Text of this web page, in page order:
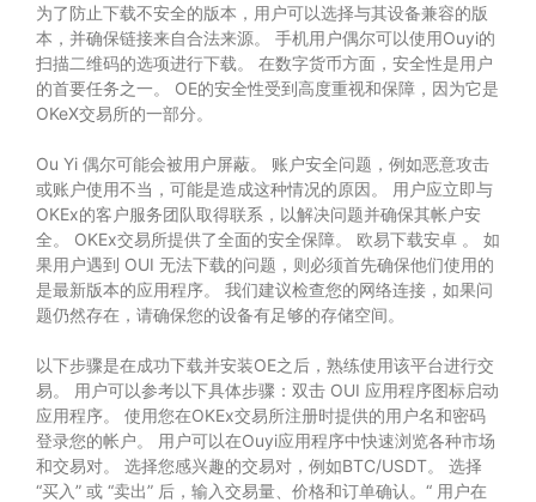
为了防止下载不安全的版本，用户可以选择与其设备兼容的版
本，并确保链接来自合法来源。 手机用户偶尔可以使用Ouyi的
扫描二维码的选项进行下载。 在数字货币方面，安全性是用户
的首要任务之一。 OE的安全性受到高度重视和保障，因为它是
OKeX交易所的一部分。
Ou Yi 偶尔可能会被用户屏蔽。 账户安全问题，例如恶意攻击
或账户使用不当，可能是造成这种情况的原因。 用户应立即与
OKEx的客户服务团队取得联系，以解决问题并确保其帐户安
全。 OKEx交易所提供了全面的安全保障。 欧易下载安卓 。 如
果用户遇到 OUI 无法下载的问题，则必须首先确保他们使用的
是最新版本的应用程序。 我们建议检查您的网络连接，如果问
题仍然存在，请确保您的设备有足够的存储空间。
以下步骤是在成功下载并安装OE之后，熟练使用该平台进行交
易。 用户可以参考以下具体步骤：双击 OUI 应用程序图标启动
应用程序。 使用您在OKEx交易所注册时提供的用户名和密码
登录您的帐户。 用户可以在Ouyi应用程序中快速浏览各种市场
和交易对。 选择您感兴趣的交易对，例如BTC/USDT。 选择
“买入” 或 “卖出” 后，输入交易量、价格和订单确认。“ 用户在